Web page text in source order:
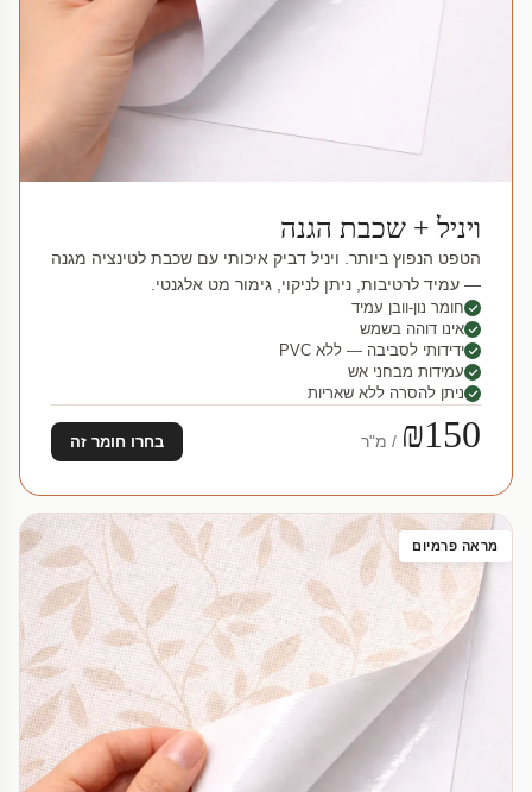
ויניל + שכבת הגנה
הטפט הנפוץ ביותר. ויניל דביק איכותי עם שכבת לטינציה מגנה
— עמיד לרטיבות, ניתן לניקוי, גימור מט אלגנטי.
חומר נון-וובן עמיד
אינו דוהה בשמש
ידידותי לסביבה — ללא PVC
עמידות מבחני אש
ניתן להסרה ללא שאריות
₪150 / מ"ר בחרו חומר זה
מראה פרמיום